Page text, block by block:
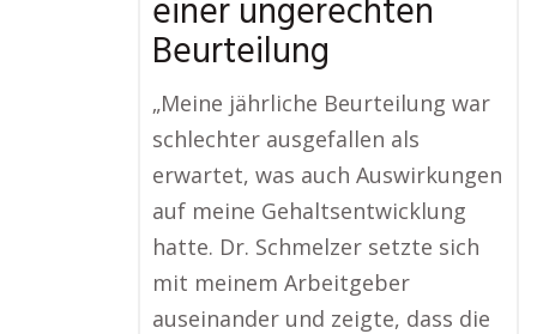
einer ungerechten
Beurteilung
„Meine jährliche Beurteilung war
schlechter ausgefallen als
erwartet, was auch Auswirkungen
auf meine Gehaltsentwicklung
hatte. Dr. Schmelzer setzte sich
mit meinem Arbeitgeber
auseinander und zeigte, dass die